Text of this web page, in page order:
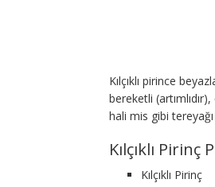
Kılçıklı pirince
bereketli
hali mis gibi tereyağı
Kılçıklı
Kılçıklı Pirinç